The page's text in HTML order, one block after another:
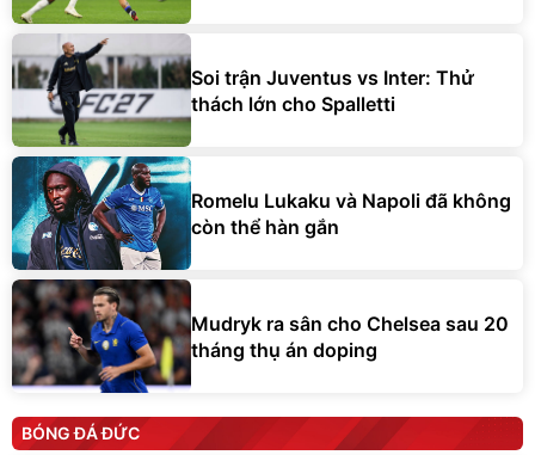
Soi trận Juventus vs Inter: Thử
thách lớn cho Spalletti
Romelu Lukaku và Napoli đã không
còn thể hàn gắn
Mudryk ra sân cho Chelsea sau 20
tháng thụ án doping
BÓNG ĐÁ ĐỨC